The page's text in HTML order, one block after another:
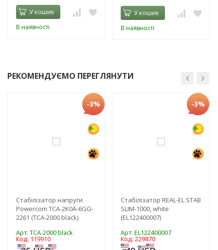
У кошик
В наявності
У кошик
В наявності
РЕКОМЕНДУЄМО ПЕРЕГЛЯНУТИ
-3%
Стабілізатор напруги
Powercom TCA-2K0A-6GG-
2261 (TCA-2000 black)
Арт: TCA-2000 black
Код: 119910
-3%
Стабілізатор REAL-EL STAB
SLIM-1000, white
(EL122400007)
Арт: EL122400007
Код: 229870